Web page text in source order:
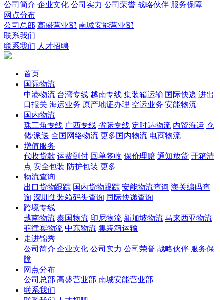
公司简介 企业文化 公司实力 公司荣誉 战略伙伴 服务保障
网点分布
公司总部 高盛营业部 南城安能营业部
联系我们
联系我们 人才招聘
首页
国际物流
中港物流 台湾专线 越南专线 集装箱运输 国际快递 进出
口报关 海运业务 原产地证办理 空运业务 安能物流
国内物流
珠三角专线 广西专线 省际专线 定时达物流 内贸海运 仓
储/派送 全国网络物流 更多国内物流 电商物流
增值服务
代收货款 运费到付 回单签收 保价理赔 通知放货 开箱清
点 安全包装 防护包装 更多
物流查询
出口货物跟踪 国内货物跟踪 安能物流查询 海关编码查
询 深圳集装箱码头查询 国际快递查询
跨境专线
越南物流 泰国物流 印尼物流 新加坡物流 马来西亚物流
菲律宾物流 中东物流 集装箱运输
走进锦秀
公司简介 企业文化 公司实力 公司荣誉 战略伙伴 服务保
障
网点分布
公司总部 高盛营业部 南城安能营业部
联系我们